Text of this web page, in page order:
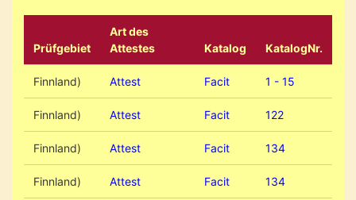
Prüfgebiet
Art des
Attestes
Katalog KatalogNr.
Finnland) Attest Facit 1 - 15
Finnland) Attest Facit 122
Finnland) Attest Facit 134
Finnland) Attest Facit 134